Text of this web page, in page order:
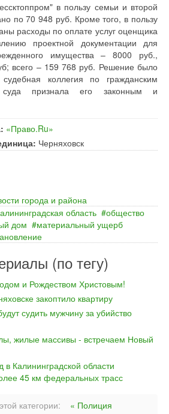
в пользу семьи и второй
по 70 948 руб. Кроме того, в пользу
расходы по оплате услуг оценщика
проектной документации для
имущества – 8000 руб.,
всего – 159 768 руб. Решение было
коллегия по гражданским
суда признала его законным и
«Право.Ru»
Черняховск
города и района
область
общество
дом
материальный ущерб
(по тегу)
и Рождеством Христовым!
закоптило квартиру
судить мужчину за убийство
жилые массивы - встречаем Новый
в Калининградской области
45 км федеральных трасс
категории:
« Полиция